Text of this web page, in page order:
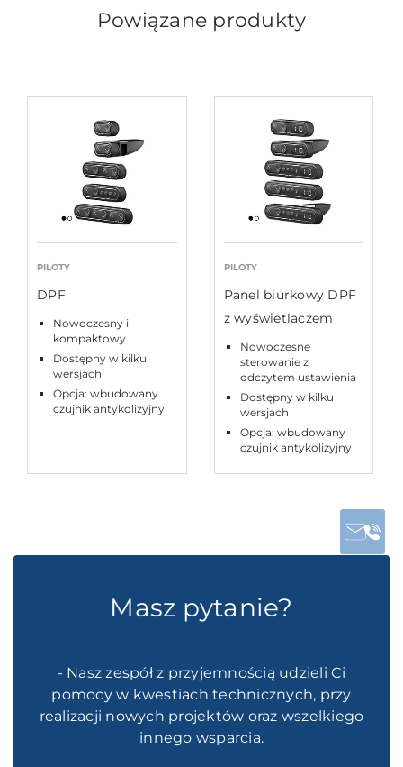
Powiązane produkty
PILOTY
DPF
Nowoczesny i
kompaktowy
Dostępny w kilku
wersjach
Opcja: wbudowany
czujnik antykolizyjny
PILOTY
Panel biurkowy DPF
z wyświetlaczem
Nowoczesne
sterowanie z
odczytem ustawienia
Dostępny w kilku
wersjach
Opcja: wbudowany
czujnik antykolizyjny
Masz pytanie?
- Nasz zespół z przyjemnością udzieli Ci
pomocy w kwestiach technicznych, przy
realizacji nowych projektów oraz wszelkiego
innego wsparcia.